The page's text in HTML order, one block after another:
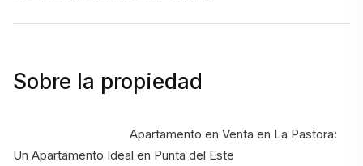
Sobre la propiedad
Un Apartamento Ideal en Punta del Este